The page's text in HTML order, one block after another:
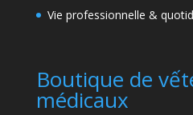
Vie professionnelle &
Boutique de
médicaux